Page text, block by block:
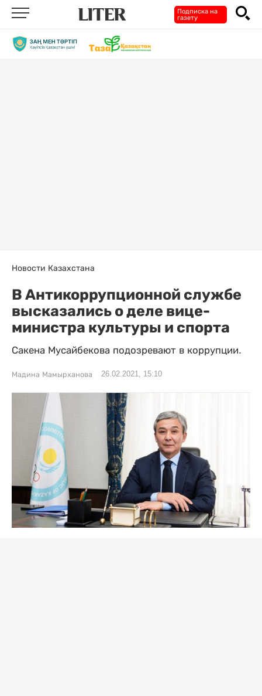
Подписка на
газету
Новости Казахстана
В Антикоррупционной службе
высказались о деле вице-
министра культуры и спорта
Сакена Мусайбекова подозревают в коррупции.
Мадина Мамырханова 26.02.2021, 15:10